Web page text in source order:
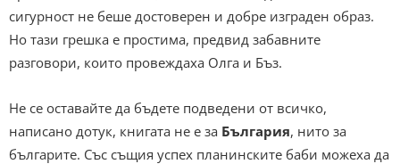
сигурност не беше достоверен и добре изграден образ.
Но тази грешка е простима, предвид забавните
разговори, които провеждаха Олга и Бъз.
Не се оставайте да бъдете подведени от всичко,
написано дотук, книгата не е за България, нито за
българите. Със същия успех планинските баби можеха да